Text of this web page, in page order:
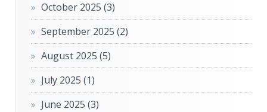
October 2025(3)
September 2025(2)
August 2025(5)
July 2025(1)
June 2025(3)